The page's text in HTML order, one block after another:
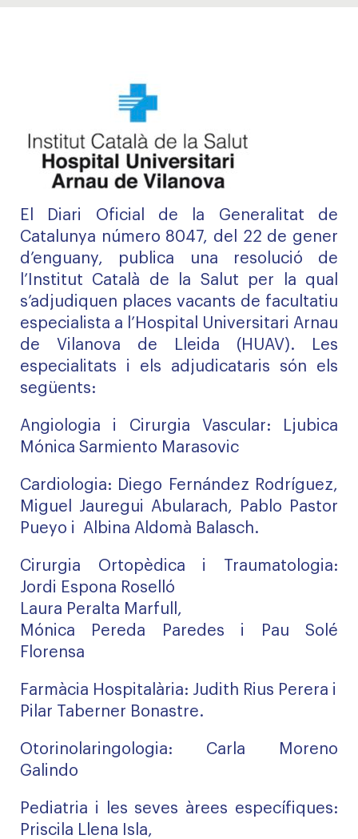
El Diari Oficial de la Generalitat de
Catalunya número 8047, del 22 de gener
d’enguany, publica una resolució de
l’Institut Català de la Salut per la qual
s’adjudiquen places vacants de facultatiu
especialista a l’Hospital Universitari Arnau
de Vilanova de Lleida (HUAV). Les
especialitats i els adjudicataris són els
següents:
Angiologia i Cirurgia Vascular: Ljubica
Mónica Sarmiento Marasovic
Cardiologia: Diego Fernández Rodríguez,
Miguel Jauregui Abularach, Pablo Pastor
Pueyo i Albina Aldomà Balasch.
Cirurgia Ortopèdica i Traumatologia:
Jordi Espona Roselló
Laura Peralta Marfull,
Mónica Pereda Paredes i Pau Solé
Florensa
Farmàcia Hospitalària: Judith Rius Perera i
Pilar Taberner Bonastre.
Otorinolaringologia: Carla Moreno
Galindo
Pediatria i les seves àrees específiques:
Priscila Llena Isla,